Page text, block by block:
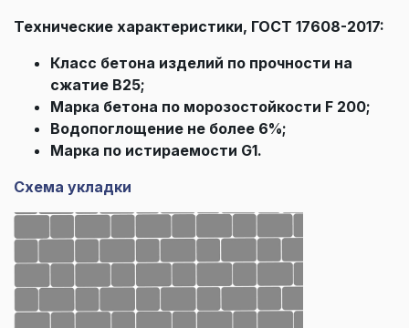
Технические характеристики, ГОСТ 17608-2017:
Класс бетона изделий по прочности на
сжатие В25;
Марка бетона по морозостойкости F 200;
Водопоглощение не более 6%;
Марка по истираемости G1.
Схема укладки